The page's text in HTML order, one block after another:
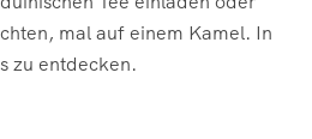
mal auf einem Kamel. In
zu entdecken.